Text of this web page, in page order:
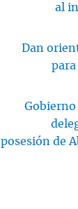
al
Dan
posesión de